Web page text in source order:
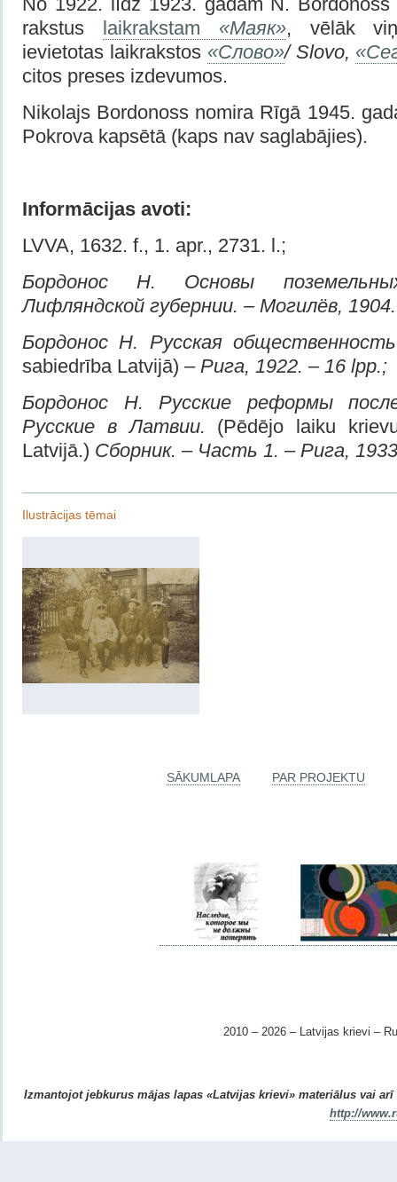
rakstus laikrakstam «Маяк», vēlāk
ievietotas laikrakstos «Слово»/ Slovo,
citos preses izdevumos.
Nikolajs Bordonoss nomira Rīgā 1945.
Pokrova kapsētā (kaps nav saglabājies).
Informācijas avoti:
LVVA, 1632. f., 1. apr., 2731. l.;
Бордонос Н. Основы
Лифляндской губернии. – Могилёв,
Бордонос Н. Русская
sabiedrība Latvijā) – Рига, 1922. – 16 lpp.;
Бордонос Н. Русские реформы
Русские в Латвии. (Pēdējo laiku
Latvijā.) Сборник. – Часть 1. – Рига,
Ilustrācijas tēmai
SĀKUMLAPA PAR PROJEKTU
2010 – 2026 – Latvijas krievi –
Izmantojot jebkurus mājas lapas «Latvijas krievi» materiālus vai
http://